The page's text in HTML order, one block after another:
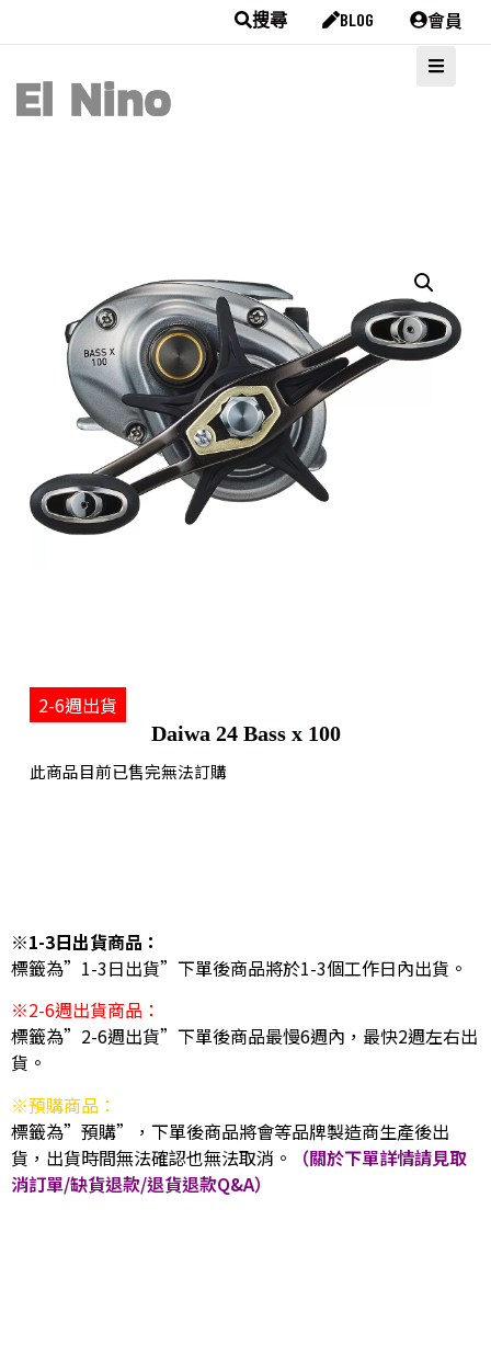
搜尋 BLOG 會員
2-6週出貨
Daiwa 24 Bass x 100
此商品目前已售完無法訂購
※1-3日出貨商品：
標籤為”1-3日出貨”下單後商品將於1-3個工作日內出貨。
※2-6週出貨商品：
標籤為”2-6週出貨”下單後商品最慢6週內，最快2週左右出
貨。
※預購商品：
標籤為”預購”，下單後商品將會等品牌製造商生產後出
貨，出貨時間無法確認也無法取消。
（關於下單詳情請見取
消訂單/缺貨退款/退貨退款Q&A）